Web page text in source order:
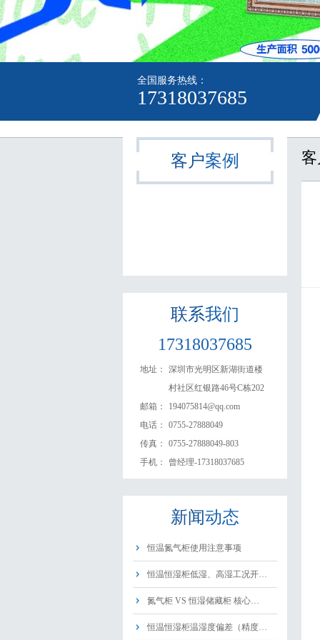
全国服务热线：
17318037685
客户案例
联系我们
17318037685
地址：
深圳市光明区新湖街道楼
村社区红银路46号C栋202
邮箱：
194075814@qq.com
电话：
0755-27888049
传真：
0755-27888049-803
手机：
曾经理-17318037685
新闻动态
恒温氮气柜使用注意事项
恒温恒湿柜低湿、高湿工况开…
氮气柜 VS 恒湿储藏柜 核心…
恒温恒湿柜温湿度偏差（精度…
客